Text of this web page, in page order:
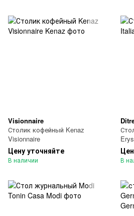
Visionnaire
Столик кофейный Kenaz
Visionnaire
Цену уточняйте
В наличии
Erys
В